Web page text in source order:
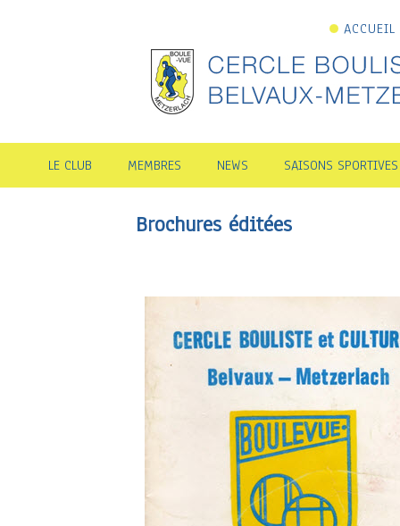
ACCUEIL
LE CLUB MEMBRES NEWS SAISONS SPORTIVES
Brochures éditées